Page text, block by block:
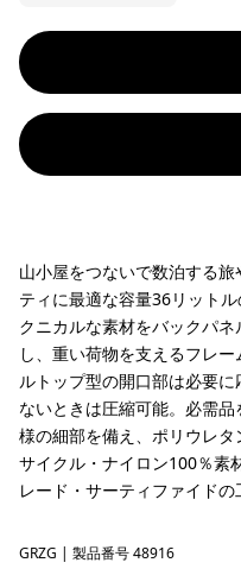
山小屋をつないで数泊する
ティに最適な容量36リット
クニカルな素材をバックパ
し、重い荷物を支えるフレ
ルトップ型の開口部は必要
ないときは圧縮可能。必需
様の細部を備え、ポリウレ
サイクル・ナイロン100％素
レード・サーティファイドの
Graze Green
GRZG | 製品番号 48916